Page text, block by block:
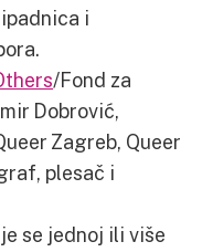
i
/Fond za
Dobrović,
Zagreb, Queer
plesač i
se jednoj ili više